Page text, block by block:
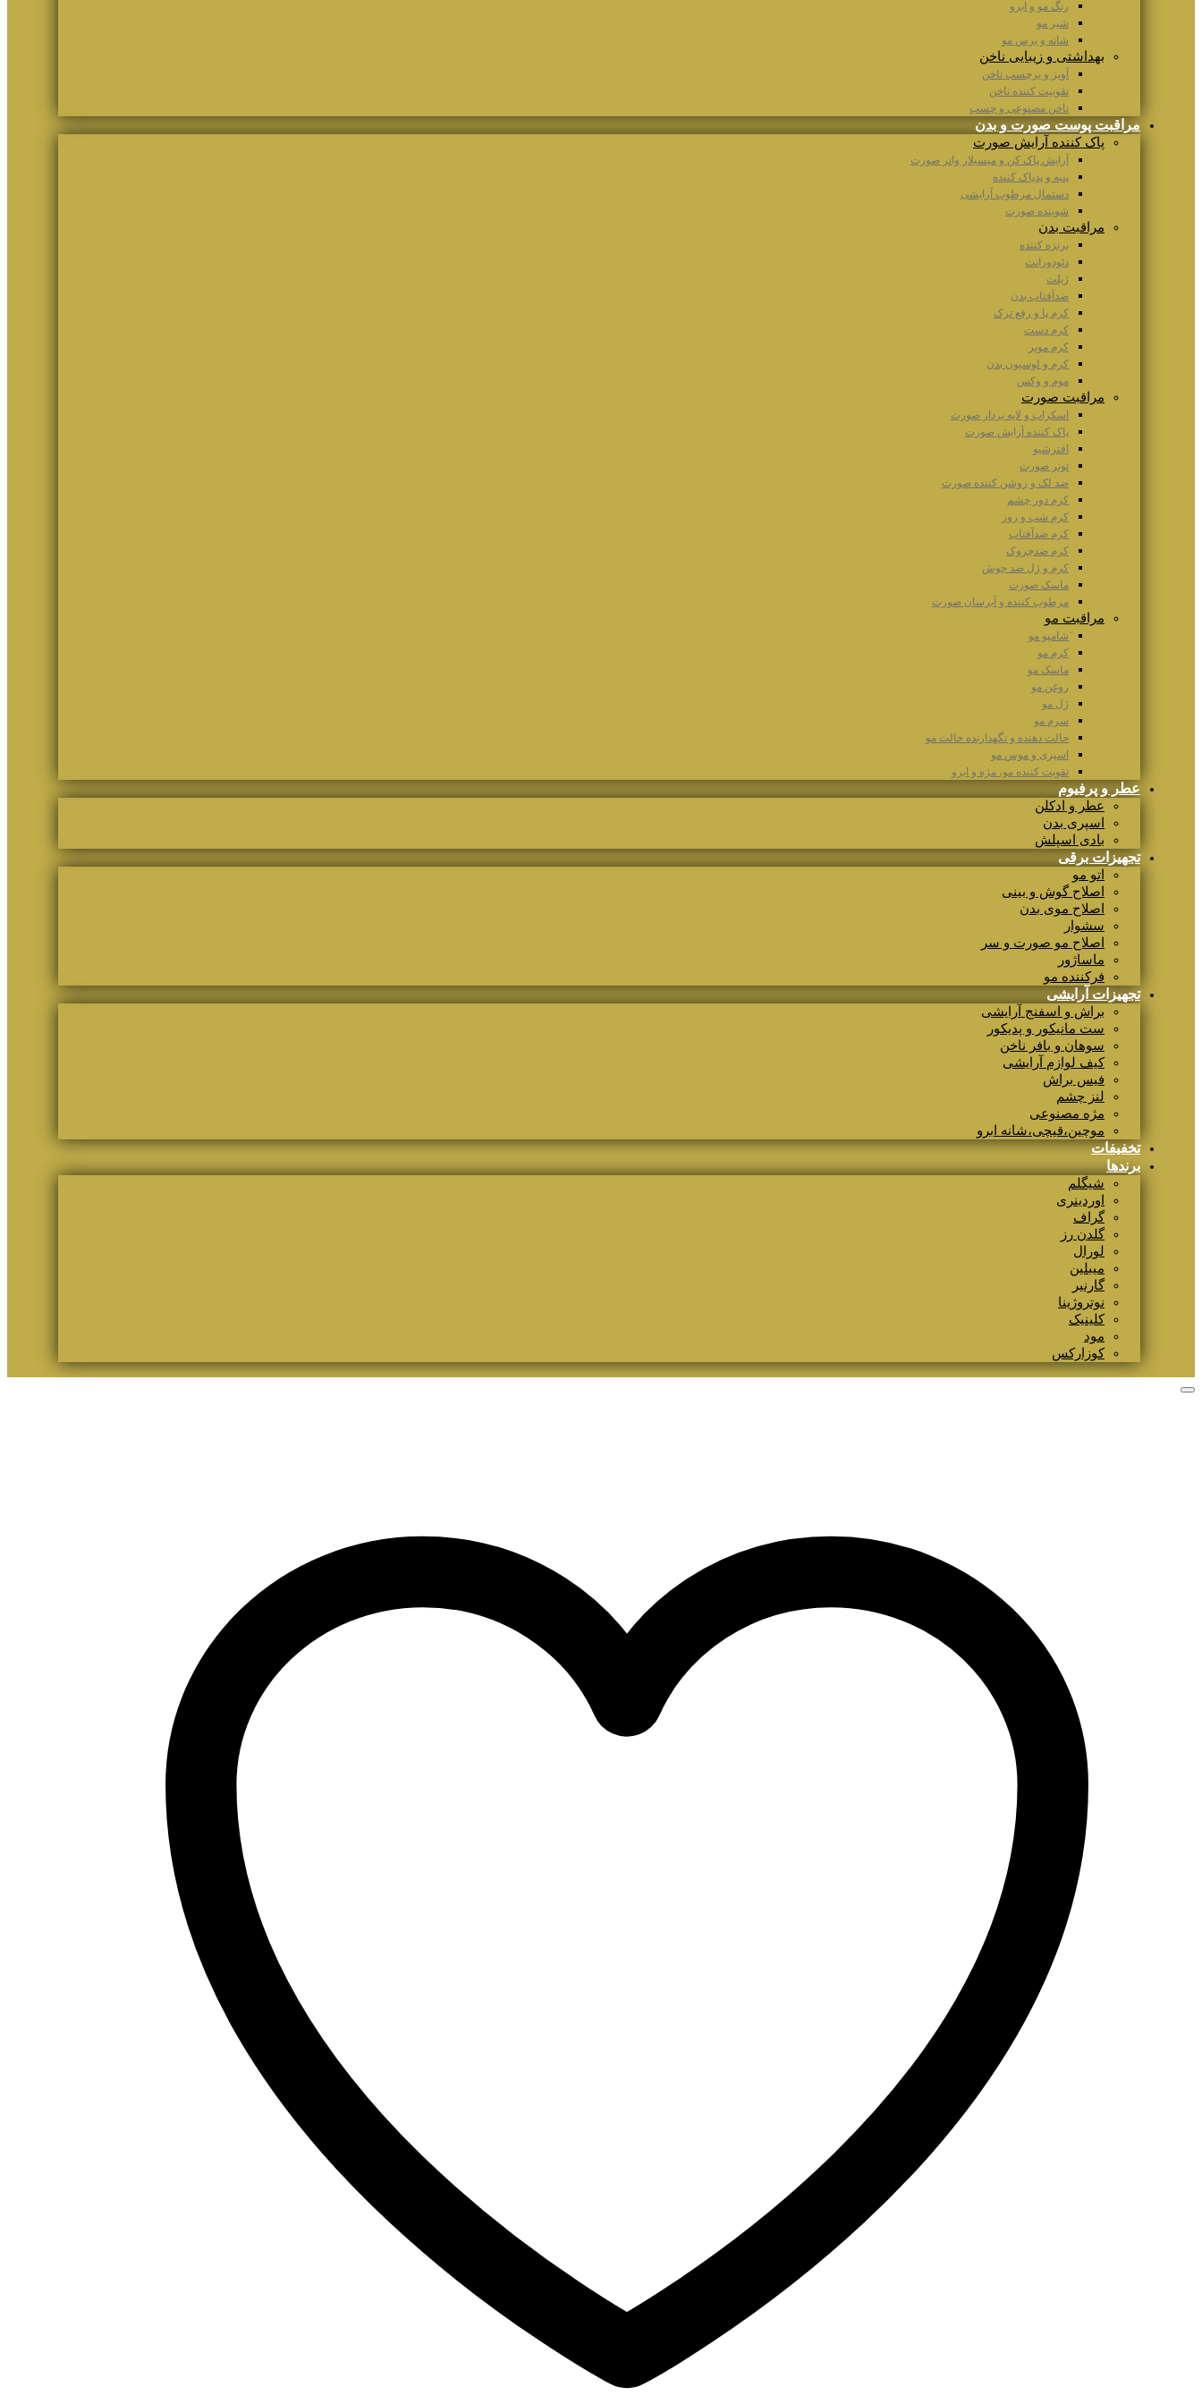
رنگ مو و ابرو
شیر مو
شانه و برس مو
بهداشتی و زیبایی ناخن
آویز و برچسب ناخن
تقوییت کننده ناخن
ناخن مصنوعی و چسب
مراقبت پوست صورت و بدن
پاک کننده آرایش صورت
آرایش پاک کن و میسیلار واتر صورت
پنبه و پدپاک کننده
دستمال مرطوب آرایشی
شوینده صورت
مراقبت بدن
برنزه کننده
دئودورانت
ژیلت
ضدآفتاب بدن
کرم پا و رفع ترک
کرم دست
کرم موبر
کرم و لوسیون بدن
موم و وکس
مراقبت صورت
اسکراب و لایه بردار صورت
پاک کننده آرایش صورت
افترشیو
تونر صورت
ضد لک و روشن کننده صورت
کرم دور چشم
کرم شب و روز
کرم ضدآفتاب
کرم ضدچروک
کرم و ژل ضد جوش
ماسک صورت
مرطوب کننده و آبرسان صورت
مراقبت مو
َشامپو مو
کرم مو
ماسک مو
روغن مو
ژل مو
سرم مو
حالت دهنده و نگهدارنده حالت مو
اسپری و موس مو
تقویت کننده مو، مژه و ابرو
عطر و پرفیوم
عطر و ادکلن
اسپری بدن
بادی اسپلش
تجهیزات برقی
اتو مو
اصلاح گوش و بینی
اصلاح موی بدن
سشوار
اصلاح مو صورت و سر
ماساژور
فرکننده مو
تجهیزات آرایشی
براش و اسفنج آرایشی
ست مانیکور و پدیکور
سوهان و بافر ناخن
کیف لوازم آرایشی
فیس براش
لنز چشم
مژه مصنوعی
موچین،قیچی،شانه ابرو
تخفیفات
برندها
شیگلم
اوردینری
گراف
گلدن رز
لورال
میبلین
گارنیر
نوتروژینا
کلینیک
مود
کوزارکس